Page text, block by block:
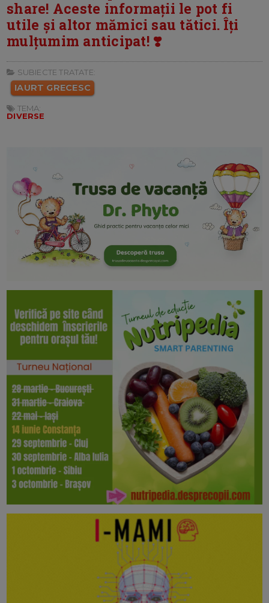
share! Aceste informații le pot fi
utile și altor mămici sau tătici. Îți
mulțumim anticipat! ❣️
SUBIECTE TRATATE:
IAURT GRECESC
TEMA:
DIVERSE